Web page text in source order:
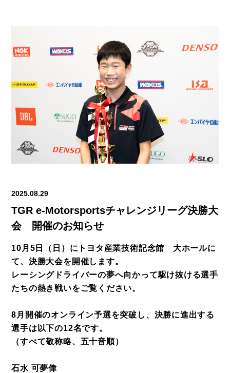
2025.08.29
TGR e-Motorsportsチャレンジリーグ決勝大
会 開催のお知らせ
10月5日（日）にトヨタ産業技術記念館 大ホールに
て、決勝大会を開催します。
レーシングドライバーの夢へ向かって駆け抜ける選手
たちの熱き戦いをご覧ください。
8月開催のオンライン予選を突破し、決勝に進出する
選手は以下の12名です。
（すべて敬称略、五十音順）
石水 可夢偉